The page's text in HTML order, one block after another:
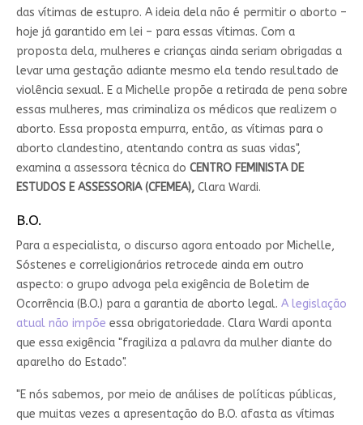
das vítimas de estupro. A ideia dela não é permitir o aborto –
hoje já garantido em lei – para essas vítimas. Com a
proposta dela, mulheres e crianças ainda seriam obrigadas a
levar uma gestação adiante mesmo ela tendo resultado de
violência sexual. E a Michelle propõe a retirada de pena sobre
essas mulheres, mas criminaliza os médicos que realizem o
aborto. Essa proposta empurra, então, as vítimas para o
aborto clandestino, atentando contra as suas vidas",
examina a assessora técnica do CENTRO FEMINISTA DE
ESTUDOS E ASSESSORIA (CFEMEA),Clara Wardi.
B.O.
Para a especialista, o discurso agora entoado por Michelle,
Sóstenes e correligionários retrocede ainda em outro
aspecto: o grupo advoga pela exigência de Boletim de
Ocorrência (B.O.) para a garantia de aborto legal. A legislação
atual não impõe essa obrigatoriedade. Clara Wardi aponta
que essa exigência "fragiliza a palavra da mulher diante do
aparelho do Estado".
"E nós sabemos, por meio de análises de políticas públicas,
que muitas vezes a apresentação do B.O. afasta as vítimas